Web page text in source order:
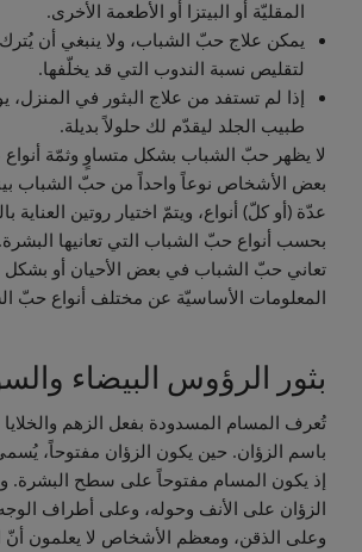
المقليّة أو البيتزا أو الأطعمة الأخرى.
يمكن علاج حبّ الشباب، ولا ينبغي أن
لتقليص نسبة الندوب التي قد يخلّفها.
إذا لم تستفد من علاج البثور في
طبيب الجلد ليقدّم لك حلولاً بديلة.
لا يظهر حبّ الشباب بشكل متساوٍ وثمّة أنواع
بعض الأشخاص نوعاً واحداً من حبّ الشباب
عدّة (أو كلّ) أنواع، ويتمّ اختيار روتين العناية
بحسب أنواع حبّ الشباب التي تعانيها
تعاني حبّ الشباب في بعض الأحيان أو بشكل
المعلومات الأساسيّة عن مختلف أنواع حبّ
بثور الرؤوس البيضاء
تُعرف المسام المسدودة بفعل الزهم والخلايا
باسم الزؤان. حين يكون الزؤان مفتوحاً،
إذ يكون المسام مفتوحاً على سطح البشرة.
الزؤان على الأنف وحوله، وعلى أطراف
وعلى الذقن، ومعظم الأشخاص لا يعلمون